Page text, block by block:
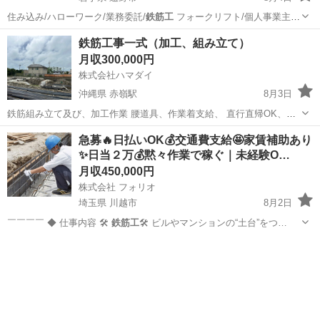
住み込み/ハローワーク/業務委託/鉄筋工フォークリフト/個人事業主/
ービス…
岩手 遠野市 物流 住み込み
鉄筋工事一式（加工、組み立て）
月収300,000円
株式会社ハマダイ
沖縄県 赤嶺駅
8月3日
鉄筋組み立て及び、加工作業 腰道具、作業着支給、 直行直帰OK、送
迎も可能。 日当月給300000〜400000（手当て無し） 各種手当てあ
り、社宅あり、社保加入可能、雇用保険完備 未経験、経験者、ブラン
ク、大歓迎です 体験...
沖縄 糸満市 赤嶺駅 鉄筋
急募🔥日払いOK💰交通費支給🤩家賃補助あり
✨日当２万💰黙々作業で稼ぐ｜未経験O…
月収450,000円
株式会社 フォリオ
埼玉県 川越市
8月2日
￣￣￣￣ ◆ 仕事内容 🛠️ 鉄筋工🛠️ ビルやマンションの“土台”をつ…